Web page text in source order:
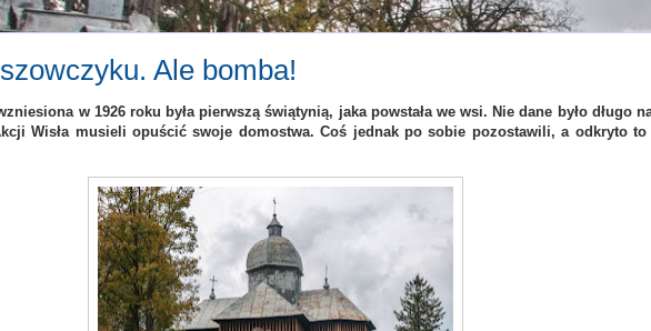
Ale bomba!
w 1926 roku była pierwszą świątynią, jaka powstała we wsi. Nie dane było długo
Wisła musieli opuścić swoje domostwa. Coś jednak po sobie pozostawili, a odkryto